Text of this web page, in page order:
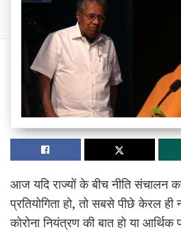
आज यदि राज्यों के बीच नीति संचालन
प्रतियोगिता हो, तो सबसे पीछे केरल
कोरोना नियंत्रण की बात हो या